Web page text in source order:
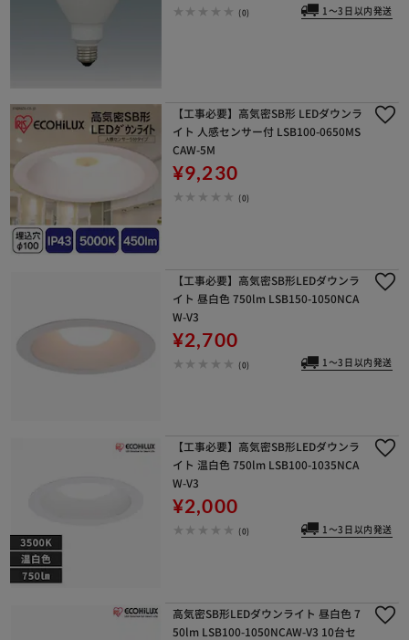
(0) 1～3日以内発送
【工事必要】高気密SB形 LEDダウンラ
イト 人感センサー付 LSB100-0650MS
CAW-5M
¥9,230
(0)
【工事必要】高気密SB形LEDダウンラ
イト 昼白色 750lm LSB150-1050NCA
W-V3
¥2,700
(0) 1～3日以内発送
【工事必要】高気密SB形LEDダウンラ
イト 温白色 750lm LSB100-1035NCA
W-V3
¥2,000
(0) 1～3日以内発送
高気密SB形LEDダウンライト 昼白色 7
50lm LSB100-1050NCAW-V3 10台セ